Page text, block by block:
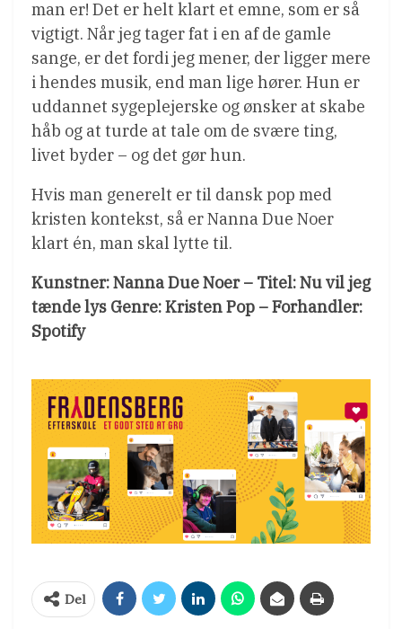
man er! Det er helt klart et emne, som er så
vigtigt. Når jeg tager fat i en af de gamle
sange, er det fordi jeg mener, der ligger mere
i hendes musik, end man lige hører. Hun er
uddannet sygeplejerske og ønsker at skabe
håb og at turde at tale om de svære ting,
livet byder – og det gør hun.
Hvis man generelt er til dansk pop med
kristen kontekst, så er Nanna Due Noer
klart én, man skal lytte til.
Kunstner: Nanna Due Noer – Titel: Nu vil jeg
tænde lys Genre: Kristen Pop – Forhandler:
Spotify
Del